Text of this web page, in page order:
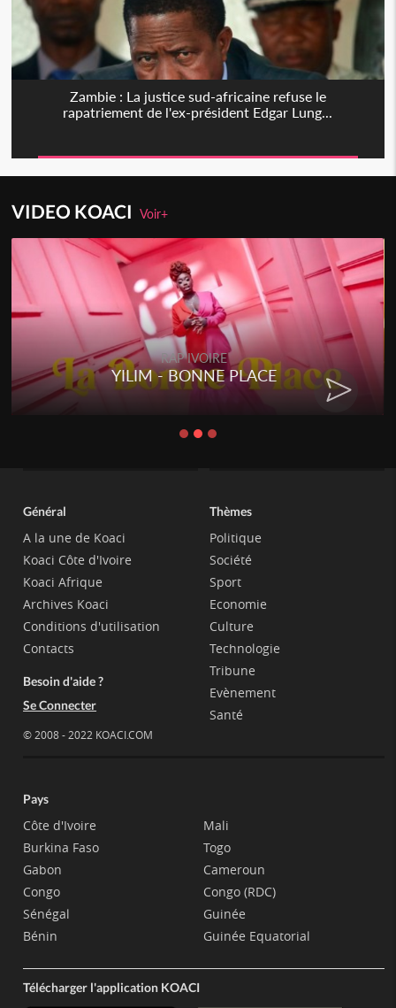
Zambie : La justice sud-africaine refuse le
rapatriement de l'ex-président Edgar Lung...
VIDEO KOACIVoir+
RAP IVOIRE
YILIM - BONNE PLACE
Général
A la une de Koaci
Koaci Côte d'Ivoire
Koaci Afrique
Archives Koaci
Conditions d'utilisation
Contacts
Besoin d'aide ?
Se Connecter
© 2008 - 2022 KOACI.COM
Thèmes
Politique
Société
Sport
Economie
Culture
Technologie
Tribune
Evènement
Santé
Pays
Côte d'Ivoire
Burkina Faso
Gabon
Congo
Sénégal
Bénin
Mali
Togo
Cameroun
Congo (RDC)
Guinée
Guinée Equatorial
Télécharger l'application KOACI